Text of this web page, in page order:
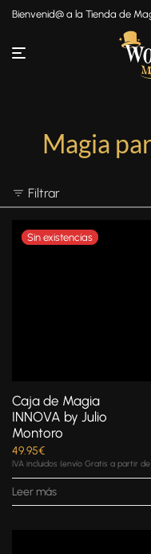
Bienvenid@ a la Tienda de
Magia
Filtrar
Caja de Magia
INNOVA by Julio
Montoro
49.95€
IVA incluidos (envío Gratis a partir
Leer más